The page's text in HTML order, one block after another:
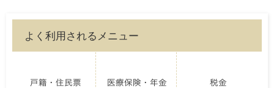
よく利用されるメニュー
戸籍・住民票 医療保険・年金 税金